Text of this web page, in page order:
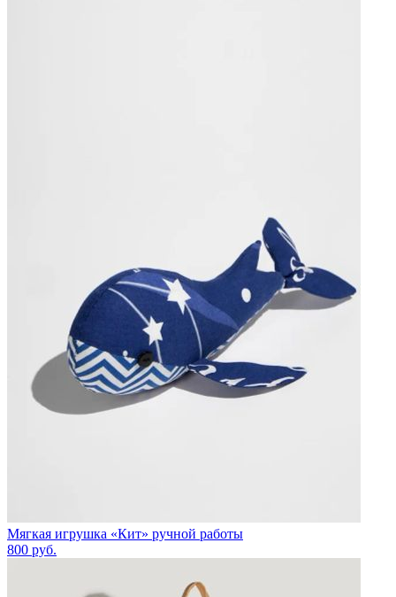
Мягкая игрушка «Кит» ручной работы
800 руб.